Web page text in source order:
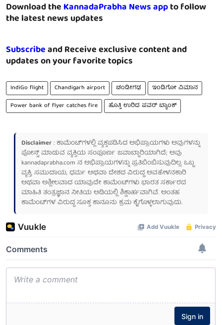
Download theKannadaPrabha News appto follow
the latest news updates
Subscribeand Receive exclusive content and
updates on your favorite topics
IndiGo flight Chandigarh airport ಚಂಡೀಗಢ
ಇಂಡಿಗೋ ವಿಮಾನ
Power bank of flyer catches fire
ಹೊತ್ತಿ ಉರಿದ ಪವರ್ ಬ್ಯಾಂಕ್
Disclaimer: ಕಾಮೆಂಟ್‌ಗಳಲ್ಲಿ ವ್ಯಕ್ತಪಡಿಸಿದ ಅಭಿಪ್ರಾಯಗಳು ಅವುಗಳನ್ನು
ಪೋಸ್ಟ್ ಮಾಡುವ ವ್ಯಕ್ತಿಯ ಸಂಪೂರ್ಣ ಜವಾಬ್ದಾರಿಯಾಗಿದೆ; ಅವು
kannadaprabha.com ನ ಅಭಿಪ್ರಾಯಗಳನ್ನು ಪ್ರತಿಬಿಂಬಿಸುವುದಿಲ್ಲ. ಒಬ್ಬ
ವ್ಯಕ್ತಿ, ಸಮುದಾಯ, ಧರ್ಮ ಅಥವಾ ದೇಶದ ವಿರುದ್ಧ ಅವಹೇಳನಕಾರಿ
ಅಥವಾ ಅಶ್ಲೀಲವಾದ ಯಾವುದೇ ಕಾಮೆಂಟ್‌ಗಳು ಭಾರತ ಸರ್ಕಾರದ
ಮಾಹಿತಿ ತಂತ್ರಜ್ಞಾನ ನೀತಿಯ ಅಡಿಯಲ್ಲಿ ಶಿಕ್ಷಾರ್ಹವಾಗಿವೆ. ಅಂತಹ
ಕಾಮೆಂಟ್‌ಗಳ ವಿರುದ್ಧ ಸೂಕ್ತ ಕಾನೂನು ಕ್ರಮ ಕೈಗೊಳ್ಳಲಾಗುವುದು.